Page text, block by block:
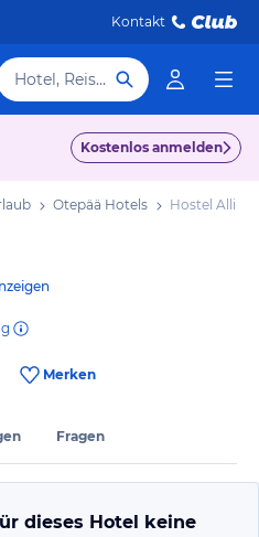
Kontakt
Hotel, Reiseziel
Kostenlos anmelden
Otepää Hotels Hostel Allik
Merken
Fragen
dieses Hotel keine